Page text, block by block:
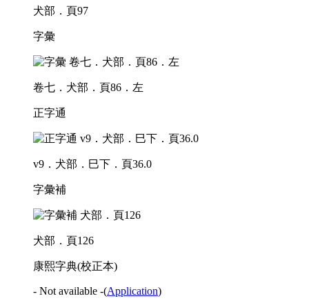
犬部．頁97
字彙
卷七．犬部．頁86．左
正字通
v9．犬部．巳下．頁36.0
字彙補
犬部．頁126
康熙字典(校正本)
- Not available -(Application)